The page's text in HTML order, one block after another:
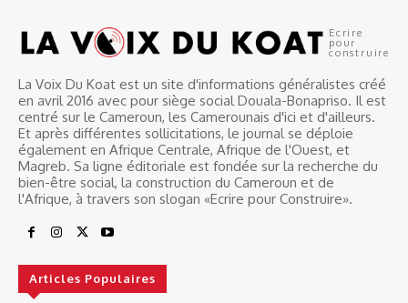
Ecrire
pour
construire
La Voix Du Koat est un site d'informations généralistes créé
en avril 2016 avec pour siège social Douala-Bonapriso. Il est
centré sur le Cameroun, les Camerounais d'ici et d'ailleurs.
Et après différentes sollicitations, le journal se déploie
également en Afrique Centrale, Afrique de l'Ouest, et
Magreb. Sa ligne éditoriale est fondée sur la recherche du
bien-être social, la construction du Cameroun et de
l'Afrique, à travers son slogan «Ecrire pour Construire».
Articles Populaires